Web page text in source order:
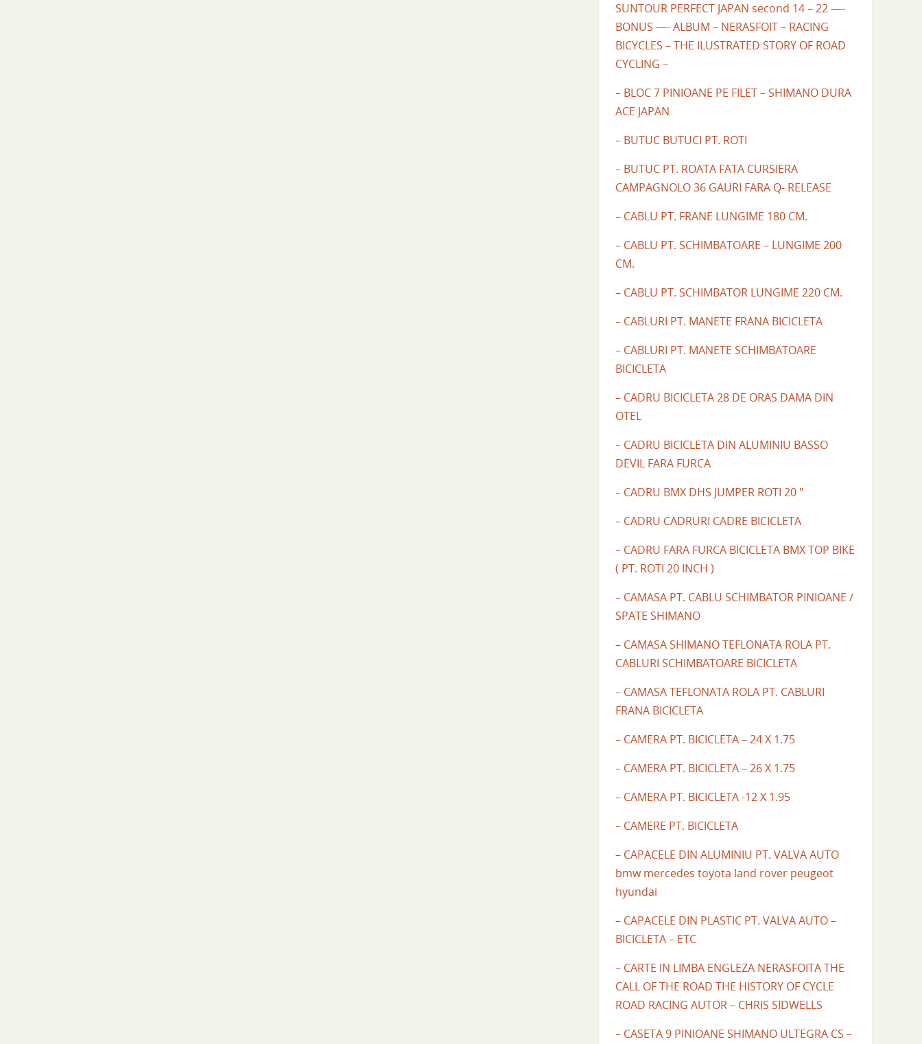
SUNTOUR PERFECT JAPAN second 14 – 22 —-
BONUS —- ALBUM – NERASFOIT – RACING
BICYCLES – THE ILUSTRATED STORY OF ROAD
CYCLING –
– BLOC 7 PINIOANE PE FILET – SHIMANO DURA
ACE JAPAN
– BUTUC BUTUCI PT. ROTI
– BUTUC PT. ROATA FATA CURSIERA
CAMPAGNOLO 36 GAURI FARA Q- RELEASE
– CABLU PT. FRANE LUNGIME 180 CM.
– CABLU PT. SCHIMBATOARE – LUNGIME 200
CM.
– CABLU PT. SCHIMBATOR LUNGIME 220 CM.
– CABLURI PT. MANETE FRANA BICICLETA
– CABLURI PT. MANETE SCHIMBATOARE
BICICLETA
– CADRU BICICLETA 28 DE ORAS DAMA DIN
OTEL
– CADRU BICICLETA DIN ALUMINIU BASSO
DEVIL FARA FURCA
– CADRU BMX DHS JUMPER ROTI 20 "
– CADRU CADRURI CADRE BICICLETA
– CADRU FARA FURCA BICICLETA BMX TOP BIKE
( PT. ROTI 20 INCH )
– CAMASA PT. CABLU SCHIMBATOR PINIOANE /
SPATE SHIMANO
– CAMASA SHIMANO TEFLONATA ROLA PT.
CABLURI SCHIMBATOARE BICICLETA
– CAMASA TEFLONATA ROLA PT. CABLURI
FRANA BICICLETA
– CAMERA PT. BICICLETA – 24 X 1.75
– CAMERA PT. BICICLETA – 26 X 1.75
– CAMERA PT. BICICLETA -12 X 1.95
– CAMERE PT. BICICLETA
– CAPACELE DIN ALUMINIU PT. VALVA AUTO
bmw mercedes toyota land rover peugeot
hyundai
– CAPACELE DIN PLASTIC PT. VALVA AUTO –
BICICLETA – ETC
– CARTE IN LIMBA ENGLEZA NERASFOITA THE
CALL OF THE ROAD THE HISTORY OF CYCLE
ROAD RACING AUTOR – CHRIS SIDWELLS
– CASETA 9 PINIOANE SHIMANO ULTEGRA CS –